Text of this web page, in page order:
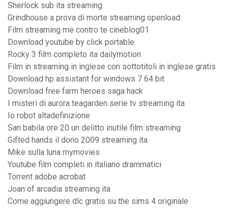
Sherlock sub ita streaming
Grindhouse a prova di morte streaming openload
Film streaming me contro te cineblog01
Download youtube by click portable
Rocky 3 film completo ita dailymotion
Film in streaming in inglese con sottotitoli in inglese gratis
Download hp assistant for windows 7 64 bit
Download free farm heroes saga hack
I misteri di aurora teagarden serie tv streaming ita
Io robot altadefinizione
San babila ore 20 un delitto inutile film streaming
Gifted hands il dono 2009 streaming ita
Mike sulla luna mymovies
Youtube film completi in italiano drammatici
Torrent adobe acrobat
Joan of arcadia streaming ita
Come aggiungere dlc gratis su the sims 4 originale